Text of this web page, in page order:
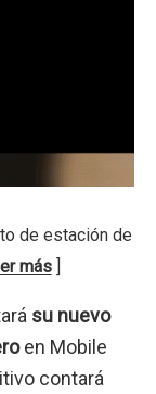
de estación de
más]
su nuevo
en Mobile
contará